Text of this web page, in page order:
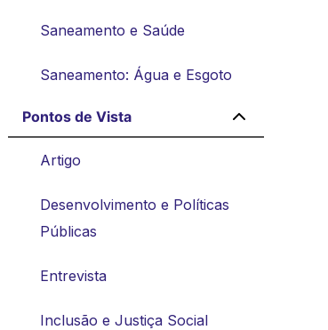
Saneamento e Saúde
Saneamento: Água e Esgoto
Pontos de Vista
Artigo
Desenvolvimento e Políticas
Públicas
Entrevista
Inclusão e Justiça Social